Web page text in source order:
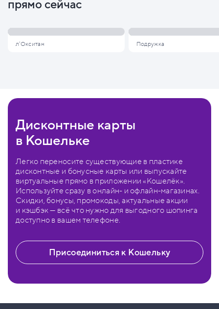
прямо сейчас
л'Окситан Подружка
Дисконтные карты
в Кошельке
Легко переносите существующие в пластике
дисконтные и бонусные карты или выпускайте
виртуальные прямо в приложении «Кошелёк».
Используйте сразу в онлайн- и офлайн-магазинах.
Скидки, бонусы, промокоды, актуальные акции
и кэшбэк — всё что нужно для выгодного шопинга
доступно в вашем телефоне.
Присоединиться к Кошельку